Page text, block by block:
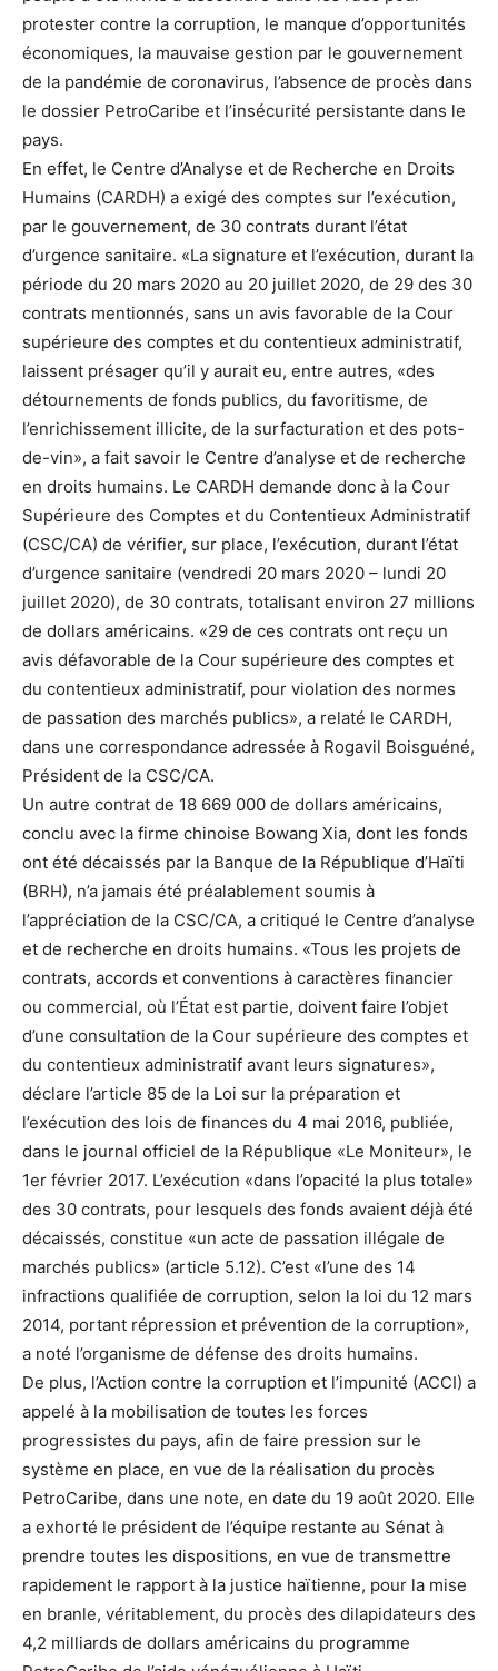
protester contre la corruption, le manque d’opportunités
économiques, la mauvaise gestion par le gouvernement
de la pandémie de coronavirus, l’absence de procès dans
le dossier PetroCaribe et l’insécurité persistante dans le
pays.
En effet, le Centre d’Analyse et de Recherche en Droits
Humains (CARDH) a exigé des comptes sur l’exécution,
par le gouvernement, de 30 contrats durant l’état
d’urgence sanitaire. «La signature et l’exécution, durant la
période du 20 mars 2020 au 20 juillet 2020, de 29 des 30
contrats mentionnés, sans un avis favorable de la Cour
supérieure des comptes et du contentieux administratif,
laissent présager qu’il y aurait eu, entre autres, «des
détournements de fonds publics, du favoritisme, de
l’enrichissement illicite, de la surfacturation et des pots-
de-vin», a fait savoir le Centre d’analyse et de recherche
en droits humains. Le CARDH demande donc à la Cour
Supérieure des Comptes et du Contentieux Administratif
(CSC/CA) de vérifier, sur place, l’exécution, durant l’état
d’urgence sanitaire (vendredi 20 mars 2020 – lundi 20
juillet 2020), de 30 contrats, totalisant environ 27 millions
de dollars américains. «29 de ces contrats ont reçu un
avis défavorable de la Cour supérieure des comptes et
du contentieux administratif, pour violation des normes
de passation des marchés publics», a relaté le CARDH,
dans une correspondance adressée à Rogavil Boisguéné,
Président de la CSC/CA.
Un autre contrat de 18 669 000 de dollars américains,
conclu avec la firme chinoise Bowang Xia, dont les fonds
ont été décaissés par la Banque de la République d’Haïti
(BRH), n’a jamais été préalablement soumis à
l’appréciation de la CSC/CA, a critiqué le Centre d’analyse
et de recherche en droits humains. «Tous les projets de
contrats, accords et conventions à caractères financier
ou commercial, où l’État est partie, doivent faire l’objet
d’une consultation de la Cour supérieure des comptes et
du contentieux administratif avant leurs signatures»,
déclare l’article 85 de la Loi sur la préparation et
l’exécution des lois de finances du 4 mai 2016, publiée,
dans le journal officiel de la République «Le Moniteur», le
1er février 2017. L’exécution «dans l’opacité la plus totale»
des 30 contrats, pour lesquels des fonds avaient déjà été
décaissés, constitue «un acte de passation illégale de
marchés publics» (article 5.12). C’est «l’une des 14
infractions qualifiée de corruption, selon la loi du 12 mars
2014, portant répression et prévention de la corruption»,
a noté l’organisme de défense des droits humains.
De plus, l’Action contre la corruption et l’impunité (ACCI) a
appelé à la mobilisation de toutes les forces
progressistes du pays, afin de faire pression sur le
système en place, en vue de la réalisation du procès
PetroCaribe, dans une note, en date du 19 août 2020. Elle
a exhorté le président de l’équipe restante au Sénat à
prendre toutes les dispositions, en vue de transmettre
rapidement le rapport à la justice haïtienne, pour la mise
en branle, véritablement, du procès des dilapidateurs des
4,2 milliards de dollars américains du programme